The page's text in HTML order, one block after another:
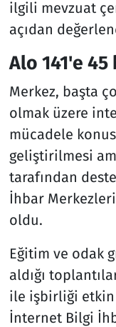
ilgili mevzuat
açıdan
Alo 141'e 45
Merkez, başta
olmak üzere
mücadele
geliştirilmesi
tarafından
İhbar
oldu.
Eğitim ve odak
aldığı
ile işbirliği
İnternet Bilgi